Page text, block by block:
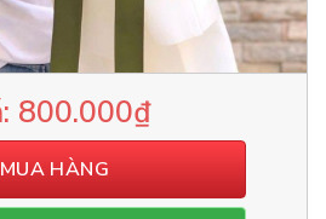
800.000₫
MUA HÀNG